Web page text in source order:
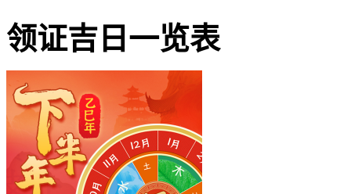
领证吉日一览表